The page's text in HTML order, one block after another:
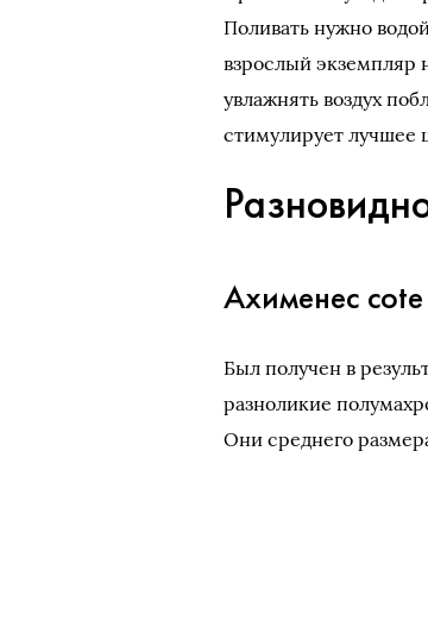
Поливать нужно
взрослый экземпляр
увлажнять воздух
стимулирует лучшее
Ахименес
Был получен в
разноликие
Они среднего